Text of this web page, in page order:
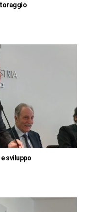
sviluppo